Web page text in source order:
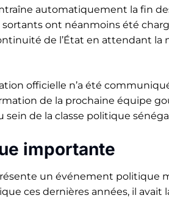
automatiquement la fin
ont néanmoins été
de l’État en attendant la
officielle n’a été
de la prochaine équipe
de la classe politique
importante
un événement politique
ces dernières années, il avait